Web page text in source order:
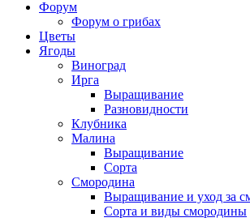
Форум
Форум о грибах
Цветы
Ягоды
Виноград
Ирга
Выращивание
Разновидности
Клубника
Малина
Выращивание
Сорта
Смородина
Выращивание и уход за
Сорта и виды смородины